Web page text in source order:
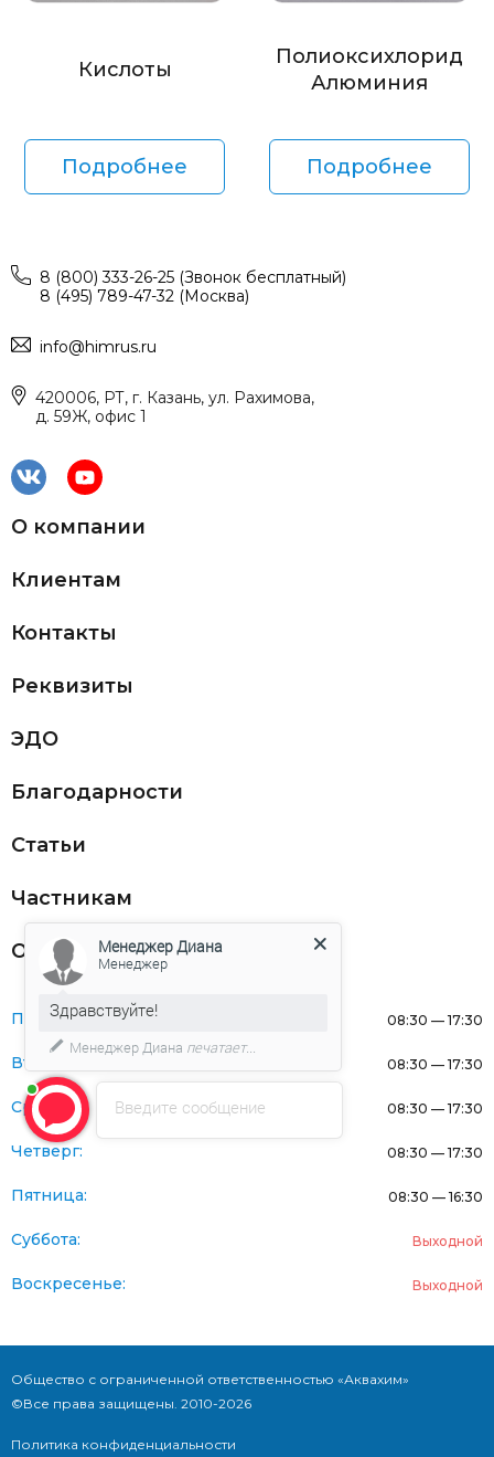
Кислоты
Подробнее
Полиоксихлорид
Алюминия
Подробнее
8 (800) 333-26-25 (Звонок бесплатный)
8 (495) 789-47-32 (Москва)
info@himrus.ru
420006, РТ, г. Казань, ул. Рахимова,
д. 59Ж, офис 1
О компании
Клиентам
Контакты
Реквизиты
ЭДО
Благодарности
Статьи
Частникам
Оферта
Понедельник: 08:30 — 17:30
Вторник: 08:30 — 17:30
Среда: 08:30 — 17:30
Четверг: 08:30 — 17:30
Пятница: 08:30 — 16:30
Суббота: Выходной
Воскресенье: Выходной
Общество с ограниченной ответственностью «Аквахим»
©Все права защищены. 2010-2026
Политика конфиденциальности
Введите сообщение
Менеджер Диана
Менеджер
Здравствуйте!
Менеджер Диана печатает...